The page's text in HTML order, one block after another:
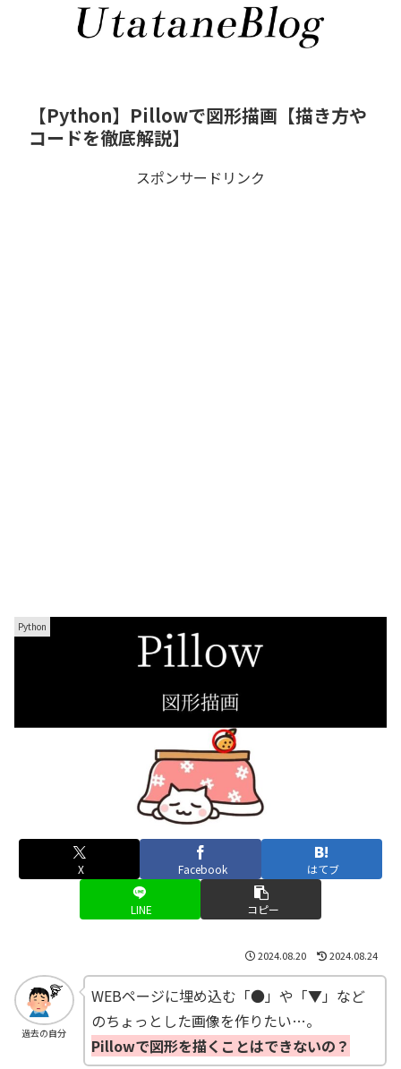
【Python】Pillowで図形描画【描き方や
コードを徹底解説】
スポンサードリンク
Python
X Facebook はてブ
LINE コピー
2024.08.20 2024.08.24
過去の自分
WEBページに埋め込む「●」や「▼」など
のちょっとした画像を作りたい…。
Pillowで図形を描くことはできないの？